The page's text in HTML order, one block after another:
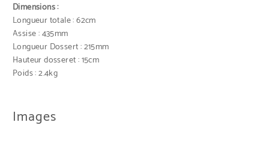
Dimensions :
Longueur totale : 62cm
Assise : 435mm
Longueur Dossert : 215mm
Hauteur dosseret : 15cm
Poids : 2.4kg
Images